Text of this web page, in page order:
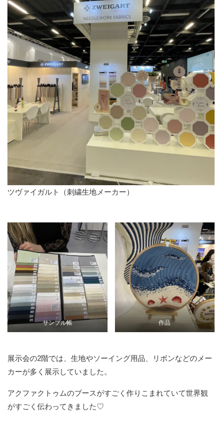
ツヴァイガルト（刺繍生地メーカー）
サンプル帳 作品
展示会の2階では、生地やソーイング用品、リボンなどのメー
カーが多く展示していました。
アクファクトゥムのブースがすごく作りこまれていて世界観
がすごく伝わってきました♡